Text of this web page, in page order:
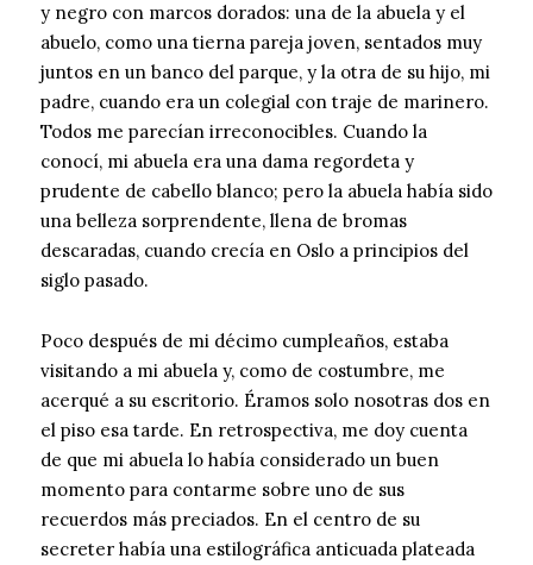
y negro con marcos dorados: una de la abuela y el
abuelo, como una tierna pareja joven, sentados muy
juntos en un banco del parque, y la otra de su hijo, mi
padre, cuando era un colegial con traje de marinero.
Todos me parecían irreconocibles. Cuando la
conocí, mi abuela era una dama regordeta y
prudente de cabello blanco; pero la abuela había sido
una belleza sorprendente, llena de bromas
descaradas, cuando crecía en Oslo a principios del
siglo pasado.
Poco después de mi décimo cumpleaños, estaba
visitando a mi abuela y, como de costumbre, me
acerqué a su escritorio. Éramos solo nosotras dos en
el piso esa tarde. En retrospectiva, me doy cuenta
de que mi abuela lo había considerado un buen
momento para contarme sobre uno de sus
recuerdos más preciados. En el centro de su
secreter había una estilográfica anticuada plateada